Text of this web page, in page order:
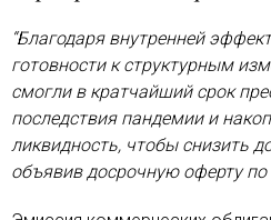
“Благодаря внутренней
готовности к структурным
смогли в кратчайший срок
последствия пандемии и
ликвидность, чтобы снизить
объявив досрочную оферту по